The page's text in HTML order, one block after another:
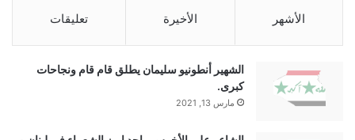
الأشهر الأخيرة تعليقات
الشهير أنطونيو سليمان يطلق قام قام ونجاحات
كبرى.
مارس 13, 2021